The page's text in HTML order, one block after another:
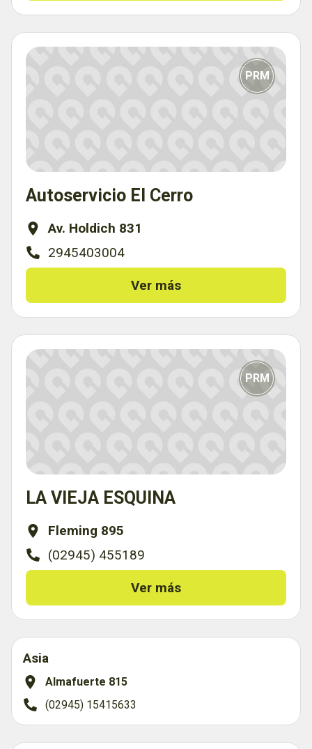
PRM
Autoservicio El Cerro
Av. Holdich 831
2945403004
Ver más
PRM
LA VIEJA ESQUINA
Fleming 895
(02945) 455189
Ver más
Asia
Almafuerte 815
(02945) 15415633